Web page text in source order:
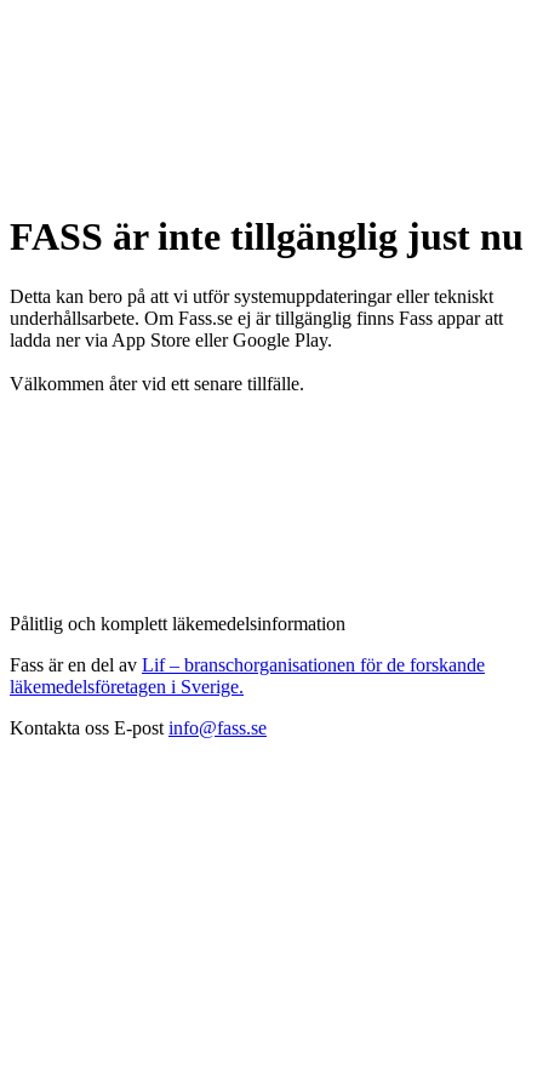
FASS är inte tillgänglig just nu
Detta kan bero på att vi utför systemuppdateringar eller tekniskt
underhållsarbete. Om Fass.se ej är tillgänglig finns Fass appar att
ladda ner via App Store eller Google Play.
Välkommen åter vid ett senare tillfälle.
Pålitlig och komplett läkemedelsinformation
Fass är en del av Lif – branschorganisationen för de forskande
läkemedelsföretagen i Sverige.
Kontakta oss E-post info@fass.se